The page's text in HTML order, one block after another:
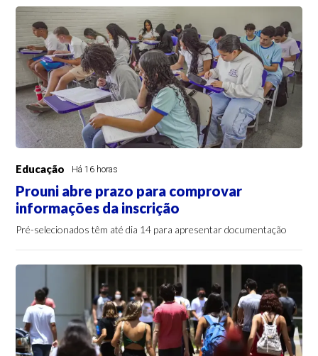
Educação Há 16 horas
Prouni abre prazo para comprovar
informações da inscrição
Pré-selecionados têm até dia 14 para apresentar documentação